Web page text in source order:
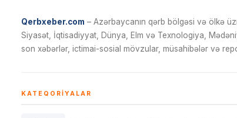
Qerbxeber.com – Azərbaycanın qərb bölgəsi və ölkə
Siyasət, İqtisadiyyat, Dünya, Elm və Texnologiya,
son xəbərlər, ictimai-sosial mövzular, müsahibələr və
KATEQORIYALAR